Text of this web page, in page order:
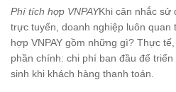
Phí tích hợp VNPAYKhi cân nhắc sử
trực tuyến, doanh nghiệp luôn quan
hợp VNPAY gồm những gì? Thực
phần chính: chi phí ban đầu để
sinh khi khách hàng thanh toán.